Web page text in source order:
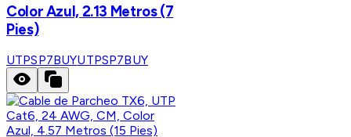
Color Azul, 2.13 Metros (7
Pies)
UTPSP7BUYUTPSP7BUY